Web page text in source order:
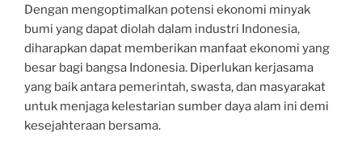
Dengan mengoptimalkan potensi ekonomi minyak
bumi yang dapat diolah dalam industri Indonesia,
diharapkan dapat memberikan manfaat ekonomi yang
besar bagi bangsa Indonesia. Diperlukan kerjasama
yang baik antara pemerintah, swasta, dan masyarakat
untuk menjaga kelestarian sumber daya alam ini demi
kesejahteraan bersama.